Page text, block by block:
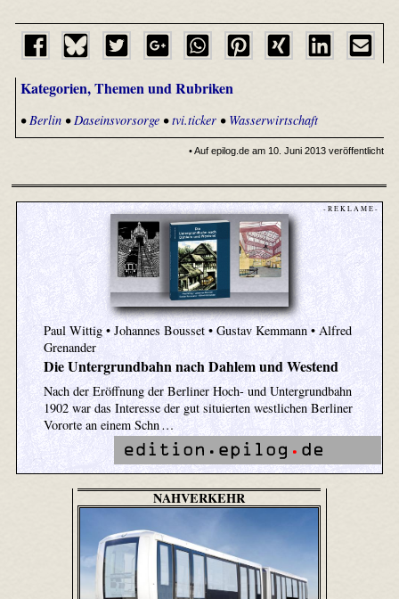
Kategorien, Themen und Rubriken
•Berlin•Daseinsvorsorge•tvi.ticker• Wasserwirtschaft
• Auf epilog.de am 10. Juni 2013 veröffentlicht
- R E K L A M E -
Paul Wittig • Johannes Bousset • Gustav Kemmann • Alfred
Grenander
Die Untergrundbahn nach Dahlem und Westend
Nach der Eröffnung der Berliner Hoch- und Untergrundbahn
1902 war das Interesse der gut situierten westlichen Berliner
Vororte an einem Schn …
NAHVERKEHR